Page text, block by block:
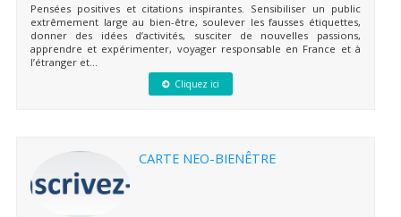
Pensées positives et citations inspirantes. Sensibiliser un public
extrêmement large au bien-être, soulever les fausses étiquettes,
donner des idées d’activités, susciter de nouvelles passions,
apprendre et expérimenter, voyager responsable en France et à
l’étranger et...
Cliquez ici
CARTE NEO-BIENÊTRE